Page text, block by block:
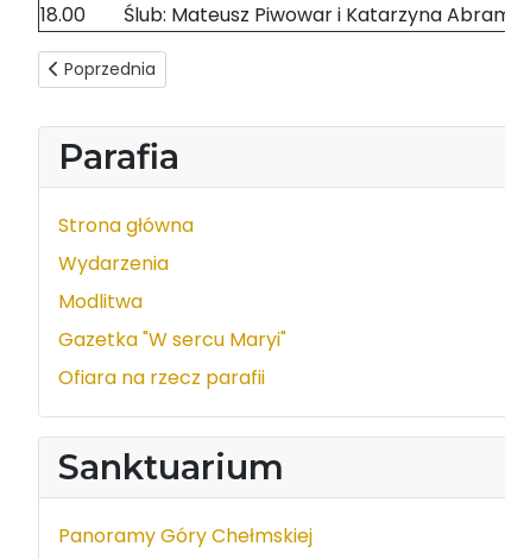
Parafia
Strona główna
Wydarzenia
Modlitwa
Gazetka "W sercu Maryi"
Ofiara na rzecz parafii
Sanktuarium
Panoramy Góry Chełmskiej
18.00
Ślub: Mateusz Piwowar i Katarzyna
Poprzednia strona: Intencje mszalne 09-15.08.2020
Poprzednia